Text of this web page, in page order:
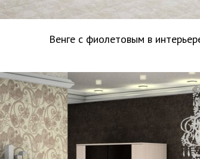
Венге с фиолетовым в